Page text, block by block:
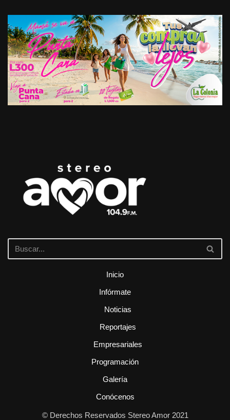
Inicio
Infórmate
Noticias
Reportajes
Empresariales
Programación
Galería
Conócenos
© Derechos Reservados Stereo Amor 2021